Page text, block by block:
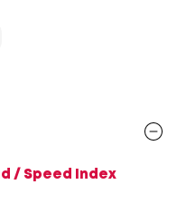
/ Speed Index